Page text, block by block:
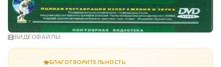
ВИДЕОФАЙЛЫ
БЛАГОТВОРИТЕЛЬНОСТЬ